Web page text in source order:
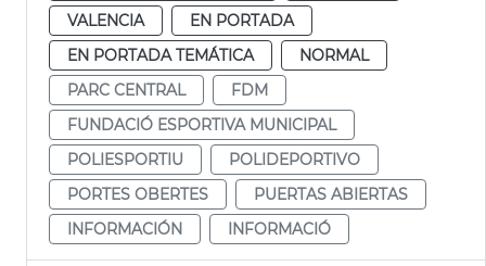
VALENCIA
EN PORTADA
EN PORTADA TEMÁTICA
NORMAL
PARC CENTRAL
FDM
FUNDACIÓ ESPORTIVA MUNICIPAL
POLIESPORTIU
POLIDEPORTIVO
PORTES OBERTES
PUERTAS ABIERTAS
INFORMACIÓN
INFORMACIÓ